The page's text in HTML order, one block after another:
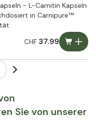
- L-Carnitin Kapseln
in Carnipure™
CHF37.99
Sie von unserer